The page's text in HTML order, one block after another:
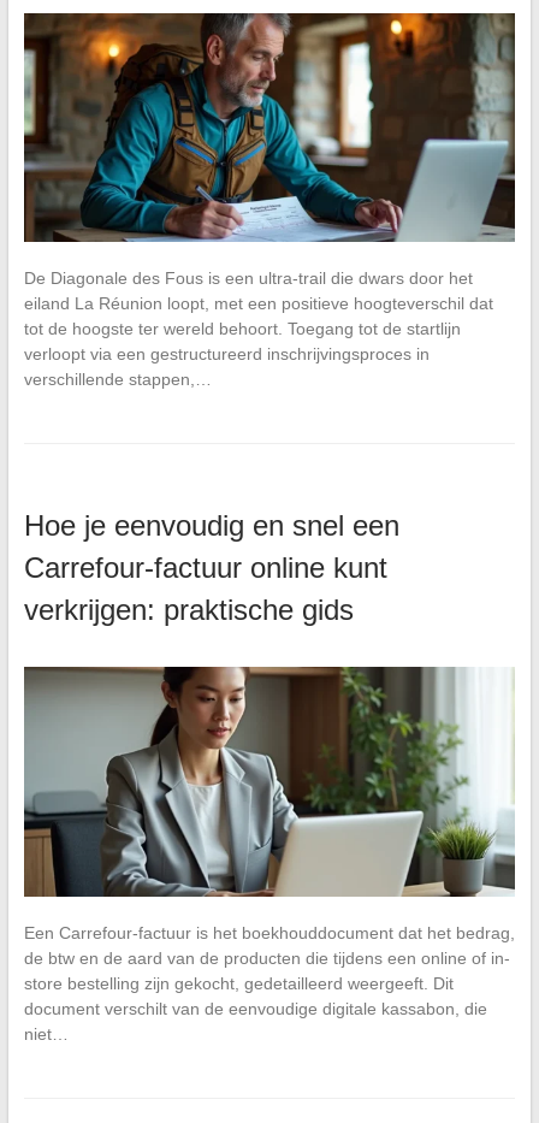
De Diagonale des Fous is een ultra-trail die dwars door het
eiland La Réunion loopt, met een positieve hoogteverschil dat
tot de hoogste ter wereld behoort. Toegang tot de startlijn
verloopt via een gestructureerd inschrijvingsproces in
verschillende stappen,…
Hoe je eenvoudig en snel een
Carrefour-factuur online kunt
verkrijgen: praktische gids
Een Carrefour-factuur is het boekhouddocument dat het bedrag,
de btw en de aard van de producten die tijdens een online of in-
store bestelling zijn gekocht, gedetailleerd weergeeft. Dit
document verschilt van de eenvoudige digitale kassabon, die
niet…